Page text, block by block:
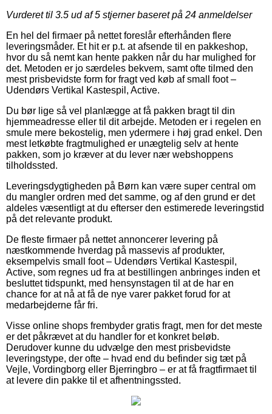
Vurderet til 3.5 ud af 5 stjerner baseret på 24 anmeldelser
En hel del firmaer på nettet foreslår efterhånden flere
leveringsmåder. Et hit er p.t. at afsende til en pakkeshop,
hvor du så nemt kan hente pakken når du har mulighed for
det. Metoden er jo særdeles bekvem, samt ofte tilmed den
mest prisbevidste form for fragt ved køb af small foot –
Udendørs Vertikal Kastespil, Active.
Du bør lige så vel planlægge at få pakken bragt til din
hjemmeadresse eller til dit arbejde. Metoden er i regelen en
smule mere bekostelig, men ydermere i høj grad enkel. Den
mest letkøbte fragtmulighed er unægtelig selv at hente
pakken, som jo kræver at du lever nær webshoppens
tilholdssted.
Leveringsdygtigheden på Børn kan være super central om
du mangler ordren med det samme, og af den grund er det
aldeles væsentligt at du efterser den estimerede leveringstid
på det relevante produkt.
De fleste firmaer på nettet annoncerer levering på
næstkommende hverdag på massevis af produkter,
eksempelvis small foot – Udendørs Vertikal Kastespil,
Active, som regnes ud fra at bestillingen anbringes inden et
besluttet tidspunkt, med hensynstagen til at de har en
chance for at nå at få de nye varer pakket forud for at
medarbejderne får fri.
Visse online shops frembyder gratis fragt, men for det meste
er det påkrævet at du handler for et konkret beløb.
Derudover kunne du udvælge den mest prisbevidste
leveringstype, der ofte – hvad end du befinder sig tæt på
Vejle, Vordingborg eller Bjerringbro – er at få fragtfirmaet til
at levere din pakke til et afhentningssted.